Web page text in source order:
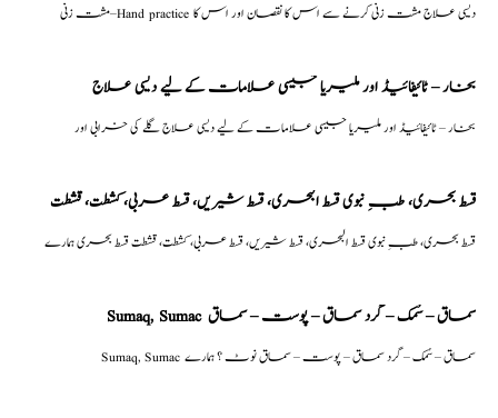
مشت زنی–Hand practice دیسی علاج مشت زنی کرنے سے اس کا نقصان اور اس کا
بخار – ٹائیفائیڈ اور ملیریا جیسی علامات کے لیے دیسی علاج
بخار – ٹائیفائیڈ اور ملیریا جیسی علامات کے لیے دیسی علاج گلے کی خرابی اور
قسط بحری، طبِ نبوی قسط البحری، قسط شیریں، قسط عربی، كشطت، قشطت
قسط بحری، طبِ نبوی قسط البحری، قسط شیریں، قسط عربی، كشطت، قشطت قسط بحری ہمارے
Sumaq, Sumac سماق – سُمک – گرد سماق – پوست – سماق
Sumaq, Sumac سماق – سُمک – گرد سماق – پوست – سماق نوٹ ؟ ہمارے